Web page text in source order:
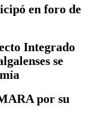
en foro de
Integrado
se
por su